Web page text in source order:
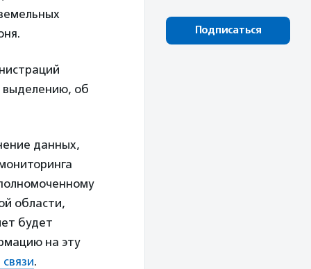
выделению, об
данных,
области,
будет
на эту
.
Подписаться